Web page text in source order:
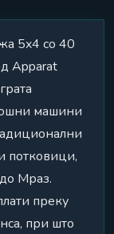
5x4 со 40
Apparat
машини
потковици,
Мраз.
преку
при што